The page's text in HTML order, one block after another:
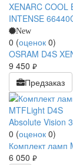
New
0 (оценок 0)
OSRAM D4S
9 450 руб.
Предзаказ
0 (оценок 0)
Комплект ламп
6 050 руб.